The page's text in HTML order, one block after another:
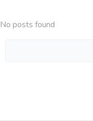
No posts found